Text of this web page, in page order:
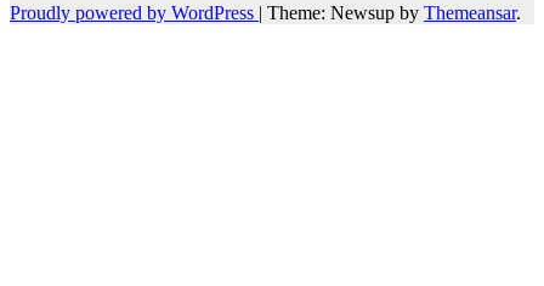
Proudly powered by WordPress | Theme: Newsup by Themeansar.